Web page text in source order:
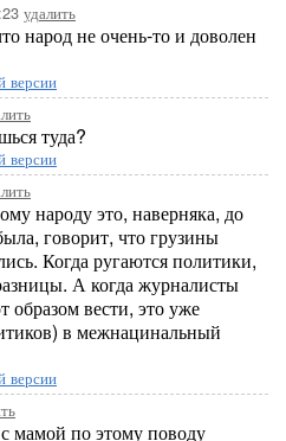
удалить
народ не очень-то и доволен
версии
туда?
версии
народу это, наверняка, до
говорит, что грузины
Когда ругаются политики,
А когда журналисты
образом вести, это уже
в межнацинальный
версии
с мамой по этому поводу